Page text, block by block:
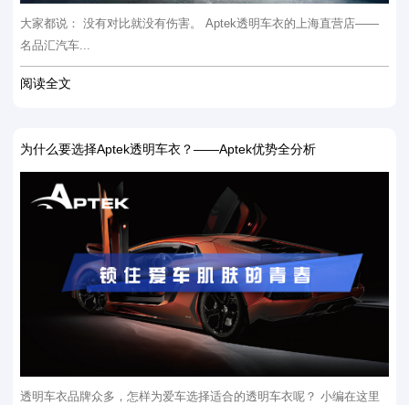
大家都说： 没有对比就没有伤害。 Aptek透明车衣的上海直营店——
名品汇汽车...
阅读全文
为什么要选择Aptek透明车衣？——Aptek优势全分析
透明车衣品牌众多，怎样为爱车选择适合的透明车衣呢？ 小编在这里